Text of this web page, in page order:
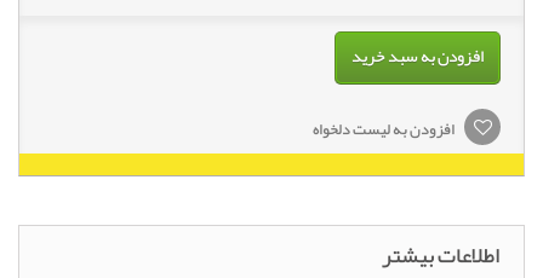
افزودن به سبد خرید
افزودن به لیست دلخواه
اطلاعات بیشتر